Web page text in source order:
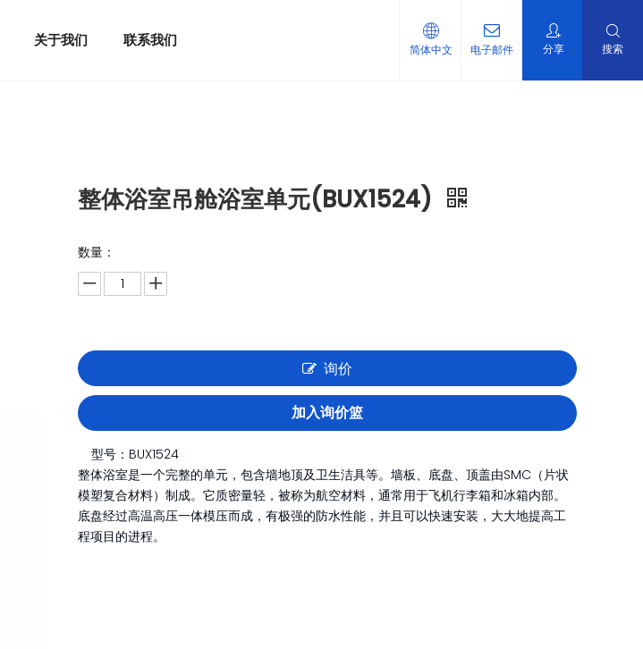
关于我们 联系我们
简体中文 电子邮件 分享 搜索
整体浴室吊舱浴室单元(BUX1524)
数量：
询价
加入询价篮
型号： BUX1524
整体浴室是一个完整的单元，包含墙地顶及卫生洁具等。墙板、底盘、顶盖由SMC（片状
模塑复合材料）制成。它质密量轻，被称为航空材料，通常用于飞机行李箱和冰箱内部。
底盘经过高温高压一体模压而成，有极强的防水性能，并且可以快速安装，大大地提高工
程项目的进程。